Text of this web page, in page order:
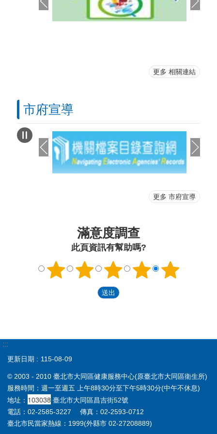
更多 相關連結
市府宣導
更多 市府宣導
滿意度調查
此頁資訊有幫助嗎?
:::
更新日期 115-08-09
© 2003 - 2010 臺北市大同區健康服務中心(原臺北市大同區衛生所)
服務時間：週一至週五 上午8時30分至下午5時30分(中午不休息)
地址： 103038 臺北市大同區昌吉街52號
電話：02-2585-3227 傳真：02-2593-0712
臺北市民當家熱線：1999(外縣市 02-27208889)